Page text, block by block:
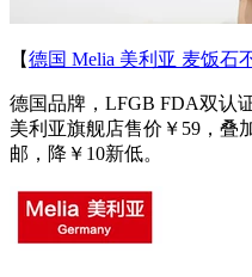
【德国 Melia 美利亚 麦饭石
德国品牌，LFGB FDA双认
美利亚旗舰店售价￥59，叠
邮，降￥10新低。